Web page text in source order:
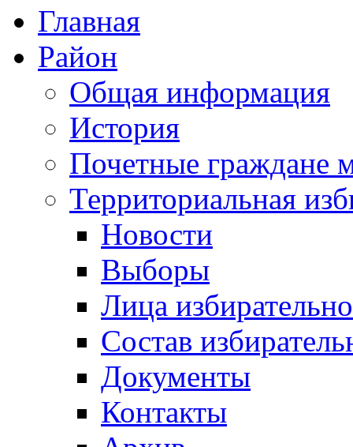
Главная
Район
Общая информация
История
Почетные граждане
Территориальная
Новости
Выборы
Лица
Состав
Документы
Контакты